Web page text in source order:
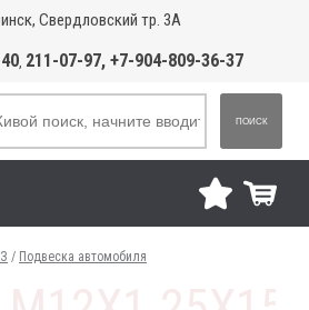
Свердловский тр. 3А
, 211-07-97, +7-904-809-36-37
ПОИСК
/ Подвеска автомобиля